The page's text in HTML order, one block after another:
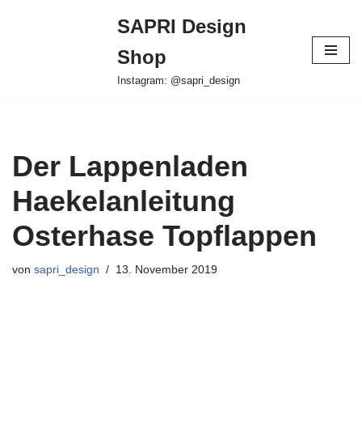
SAPRI Design
Shop
Instagram: @sapri_design
Der Lappenladen
Haekelanleitung
Osterhase Topflappen
von sapri_design 13. November 2019